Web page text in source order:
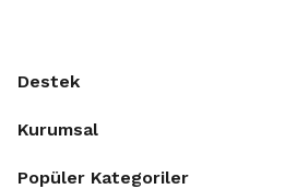
Destek
Kurumsal
Popüler Kategoriler